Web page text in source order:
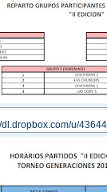
dl.dropbox.com/u/